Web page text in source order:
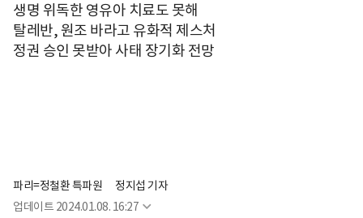
생명 위독한 영유아 치료도 못해
탈레반, 원조 바라고 유화적 제스처
정권 승인 못받아 사태 장기화 전망
파리=정철환 특파원
정지섭 기자
업데이트 2024.01.08. 16:27